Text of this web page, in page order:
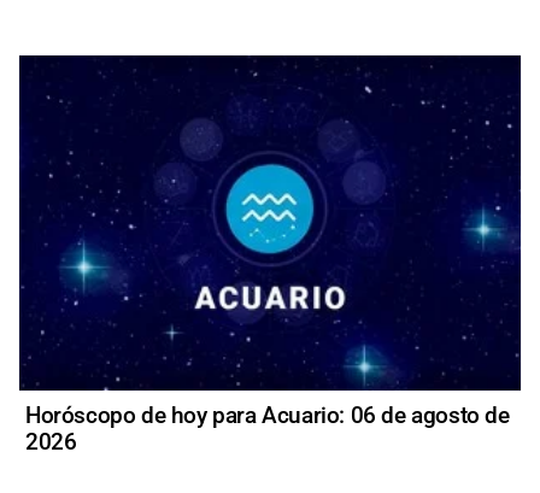
Horóscopo de hoy para Acuario: 06 de agosto de
2026